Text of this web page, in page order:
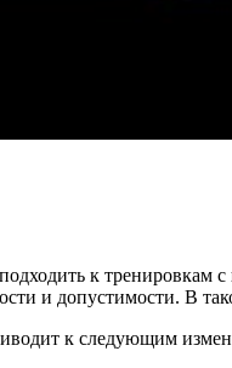
к
и допустимости. В
к следующим